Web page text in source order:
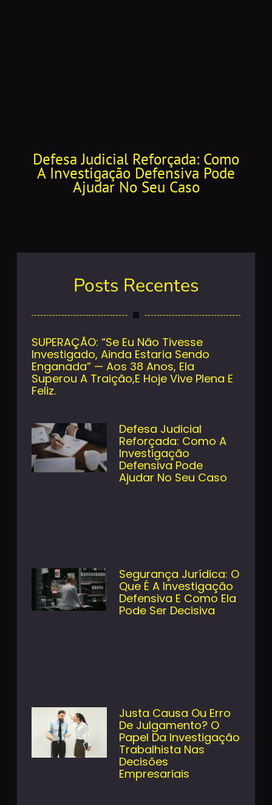
Defesa Judicial Reforçada: Como
A Investigação Defensiva Pode
Ajudar No Seu Caso
Posts Recentes
SUPERAÇÃO: “Se Eu Não Tivesse
Investigado, Ainda Estaria Sendo
Enganada” — Aos 38 Anos, Ela
Superou A Traição,e Hoje Vive Plena E
Feliz.
Defesa Judicial
Reforçada: Como A
Investigação
Defensiva Pode
Ajudar No Seu Caso
Segurança Jurídica: O
Que É A Investigação
Defensiva E Como Ela
Pode Ser Decisiva
Justa Causa Ou Erro
De Julgamento? O
Papel Da Investigação
Trabalhista Nas
Decisões
Empresariais